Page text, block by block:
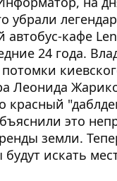
убрали
автобус-кафе
24 года.
Леонида
красный
это
земли.
искать